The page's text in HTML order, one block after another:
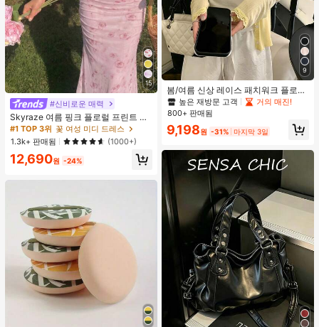
15
#신비로운 매력
Skyraze 여름 핑크 플로럴 프린트 주
름 메쉬 캐미 롱 드레스, 여름 드레스,
봄 옷
#1 TOP 3위 꽃 여성 미디 드레스
1.3k+ 판매됨
(1000+)
12,690원 -24%
9
봄/여름 신상 레이스 패치워크 플로럴
트림 소프트 니트 가디건 경량 재킷 탑
여성용, 코티지코어 옐로우
높은 재방문 고객
거의 매진!
800+ 판매됨
9,198원 -31% 마지막 3일